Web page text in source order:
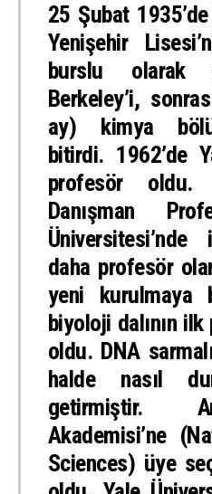
25 Şubat
Yenişehir
burslu olarak
Berkeley’i,
ay) kimya
bitirdi. 1962’de
profesör oldu.
Danışman
daha profesör
yeni kurulmaya
biyoloji dalının
oldu. DNA
halde nasıl
getirmiştir.
Akademisi’ne
Sciences) üye